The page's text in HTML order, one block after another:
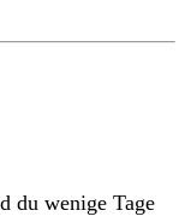
du wenige Tage